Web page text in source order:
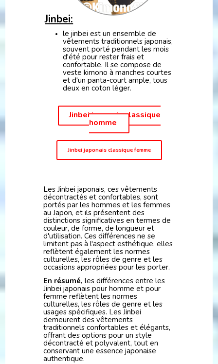
Jinbei:
le jinbei est un ensemble de
vêtements traditionnels japonais,
souvent porté pendant les mois
d'été pour rester frais et
confortable. Il se compose de
veste kimono à manches courtes
et d'un panta-court ample, tous
deux en coton léger.
Jinbei japonais classique
homme
Jinbei japonais classique femme
Les Jinbei japonais, ces vêtements
décontractés et confortables, sont
portés par les hommes et les femmes
au Japon, et ils présentent des
distinctions significatives en termes de
couleur, de forme, de longueur et
d'utilisation. Ces différences ne se
limitent pas à l'aspect esthétique, elles
reflètent également les normes
culturelles, les rôles de genre et les
occasions appropriées pour les porter.
En résumé, les différences entre les
Jinbei japonais pour homme et pour
femme reflètent les normes
culturelles, les rôles de genre et les
usages spécifiques. Les Jinbei
demeurent des vêtements
traditionnels confortables et élégants,
offrant des options pour un style
décontracté et polyvalent, tout en
conservant une essence japonaise
authentique.